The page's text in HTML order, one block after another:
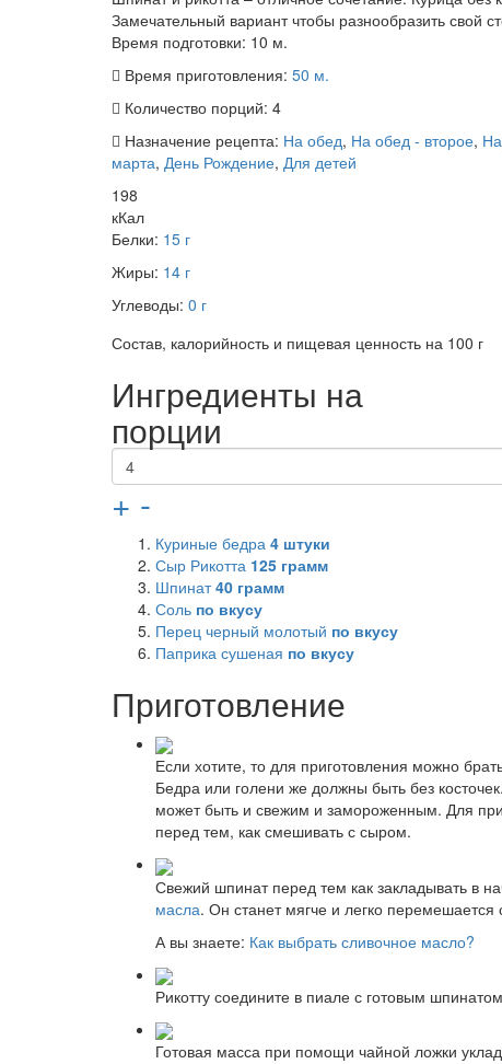
Замечательный вариант чтобы разнообразить свой
Время подготовки: 10 м.
Время приготовления: 50 м.
Количество порций: 4
Назначение рецепта: На обед, На обед - второе,
марта, День Рождение, Для детей
198
кКал
Белки: 15 г
Жиры: 14 г
Углеводы: 0 г
Состав, калорийность и пищевая ценность на 100 г
Ингредиенты на
порции
+ -
Куриные бедра 4 штуки
Сыр Рикотта 125 грамм
Шпинат40 грамм
Соль по вкусу
Перец черный молотый по вкусу
Паприка сушеная по вкусу
Приготовление
Если хотите, то для приготовления можно
Бедра или голени же должны быть без
может быть и свежим и замороженным. Для
перед тем, как смешивать с сыром.
Свежий шпинат перед тем как закладывать в
масла. Он станет мягче и легко перемешается
А вы знаете: Как выбрать сливочное масло?
Рикотту соедините в пиале с готовым
Готовая масса при помощи чайной ложки